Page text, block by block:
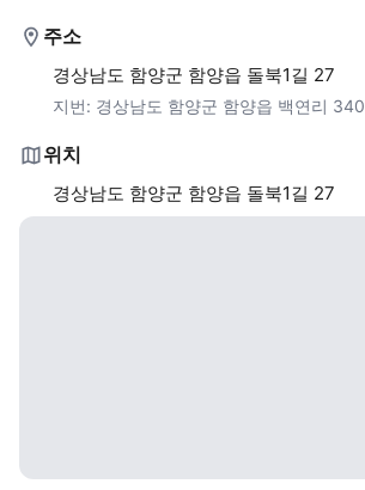
주소
경상남도 함양군 함양읍 돌북1길 27
지번: 경상남도 함양군 함양읍 백연리 340
위치
경상남도 함양군 함양읍 돌북1길 27